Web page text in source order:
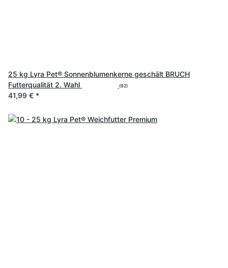
25 kg Lyra Pet® Sonnenblumenkerne geschält BRUCH
Futterqualität 2. Wahl
(92)
41,99 € *